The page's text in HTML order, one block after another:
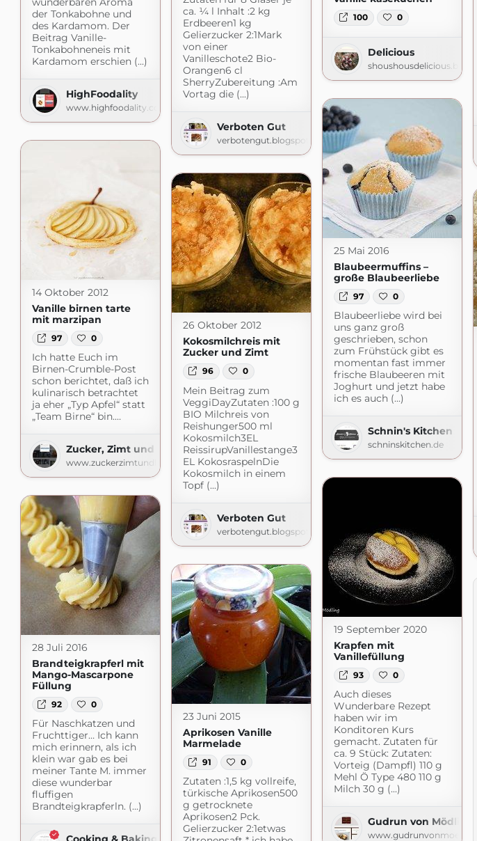
der Tonkabohne und
des Kardamom. Der
Beitrag Vanille-
Tonkabohneneis mit
Kardamom erschien (...)
HighFoodality
www.highfoodality.com
ca. ¼ l Inhalt :2 kg
Erdbeeren1 kg
Gelierzucker 2:1Mark
von einer
Vanilleschote2 Bio-
Orangen6 cl
SherryZubereitung :Am
Vortag die (...)
Verboten Gut
verbotengut.blogspot.com
100 0
Delicious
25 Mai 2016
Blaubeermuffins –
große Blaubeerliebe
97 0
Blaubeerliebe wird bei
uns ganz groß
geschrieben, schon
zum Frühstück gibt es
momentan fast immer
frische Blaubeeren mit
Joghurt und jetzt habe
ich es auch (...)
Schnin's Kitchen
schninskitchen.de
14 Oktober 2012
Vanille birnen tarte
mit marzipan
97 0
Ich hatte Euch im
Birnen-Crumble-Post
schon berichtet, daß ich
kulinarisch betrachtet
ja eher „Typ Apfel“ statt
„Team Birne“ bin.…
Zucker, Zimt und Liebe
www.zuckerzimtundliebe.de
26 Oktober 2012
Kokosmilchreis mit
Zucker und Zimt
96 0
Mein Beitrag zum
VeggiDayZutaten :100 g
BIO Milchreis von
Reishunger500 ml
Kokosmilch3EL
ReissirupVanillestange3
EL KokosraspelnDie
Kokosmilch in einem
Topf (...)
Verboten Gut
verbotengut.blogspot.com
19 September 2020
Krapfen mit
Vanillefüllung
93 0
Auch dieses
Wunderbare Rezept
haben wir im
Konditoren Kurs
gemacht. Zutaten für
ca. 9 Stück: Zutaten:
Vorteig (Dampfl) 110 g
Mehl Ö Type 480 110 g
Milch 30 g (...)
Gudrun von Mödling
28 Juli 2016
Brandteigkrapferl mit
Mango-Mascarpone
Füllung
92 0
Für Naschkatzen und
Fruchttiger… Ich kann
mich erinnern, als ich
klein war gab es bei
meiner Tante M. immer
diese wunderbar
fluffigen
Brandteigkrapferln. (...)
23 Juni 2015
Aprikosen Vanille
Marmelade
91 0
Zutaten :1,5 kg vollreife,
türkische Aprikosen500
g getrocknete
Aprikosen2 Pck.
Gelierzucker 2:1etwas